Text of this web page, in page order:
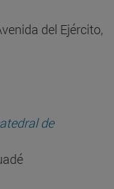
del Ejército,
de